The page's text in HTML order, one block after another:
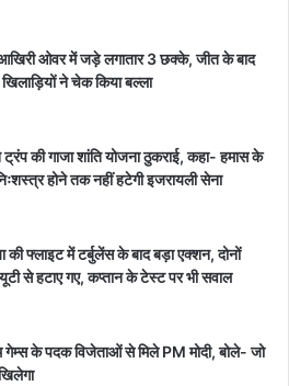
ओवर में जड़े लगातार 3 छक्के, जीत के बाद
ने चेक किया बल्ला
ट्रंप की गाजा शांति योजना ठुकराई, कहा- हमास के
होने तक नहीं हटेगी इजरायली सेना
की फ्लाइट में टर्बुलेंस के बाद बड़ा एक्शन, दोनों
से हटाए गए, कप्तान के टेस्ट पर भी सवाल
गेम्स के पदक विजेताओं से मिले PM मोदी, बोले- जो